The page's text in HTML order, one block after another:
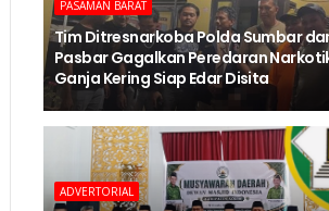
PASAMAN BARAT
Tim Ditresnarkoba Polda Sumbar
Pasbar Gagalkan Peredaran
Ganja Kering Siap Edar Disita
ADVERTORIAL